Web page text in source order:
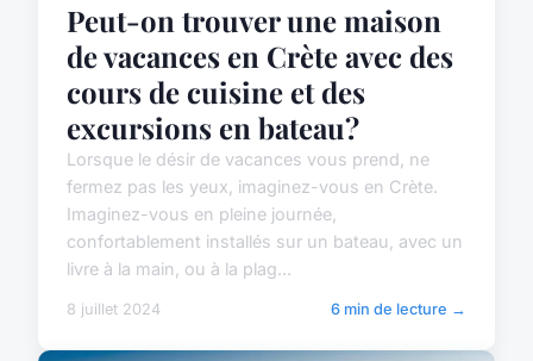
Peut-on trouver une maison
de vacances en Crète avec des
cours de cuisine et des
excursions en bateau?
Lorsque le désir de vacances vous prend, ne
fermez pas les yeux, imaginez-vous en Crète.
Imaginez-vous en pleine journée,
confortablement installés sur un bateau, avec un
livre à la main, ou à la plag...
8 juillet 2024 6 min de lecture →